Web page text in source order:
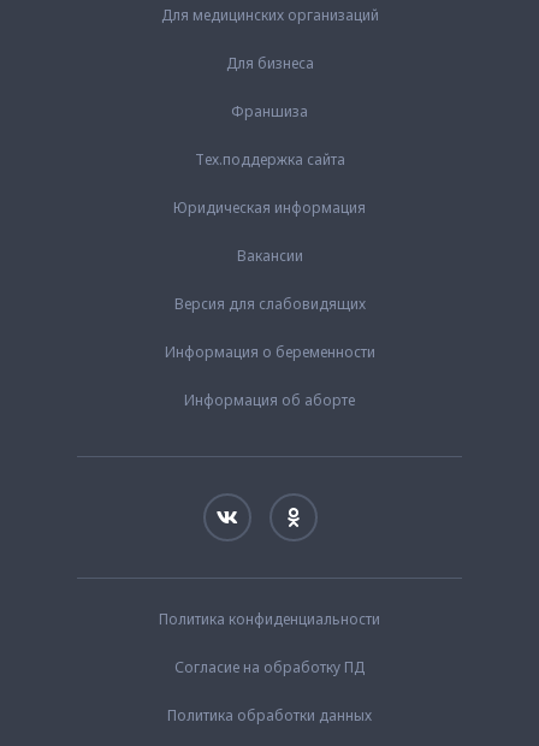
Для медицинских организаций
Для бизнеса
Франшиза
Тех.поддержка сайта
Юридическая информация
Вакансии
Версия для слабовидящих
Информация о беременности
Информация об аборте
Политика конфиденциальности
Согласие на обработку ПД
Политика обработки данных